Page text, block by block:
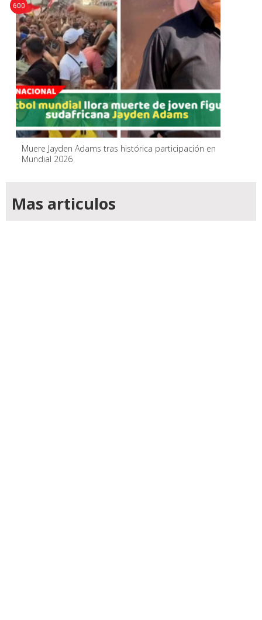
Muere Jayden Adams tras histórica participación en
Mundial 2026
600
Mas articulos